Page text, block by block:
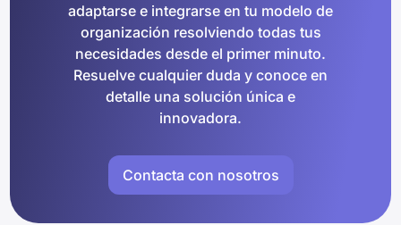
adaptarse e integrarse en tu modelo de
organización resolviendo todas tus
necesidades desde el primer minuto.
Resuelve cualquier duda y conoce en
detalle una solución única e
innovadora.
Contacta con nosotros